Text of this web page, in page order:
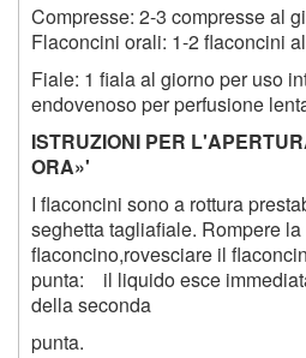
Compresse: 2-3 compresse al
Flaconcini orali: 1-2 flaconcini
Fiale: 1 fiala al giorno per uso
endovenoso per perfusione
ISTRUZIONI PER
ORA»'
I flaconcini sono a rottura
seghetta tagliafiale. Rompere
flaconcino,rovesciare il
punta: il liquido esce
della seconda
punta.